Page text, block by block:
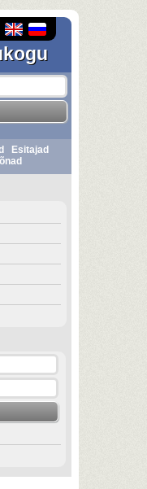
Esitajad